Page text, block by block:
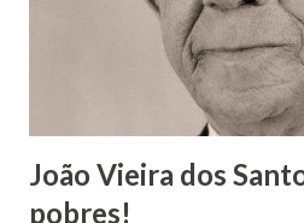
João Vieira dos
pobres!